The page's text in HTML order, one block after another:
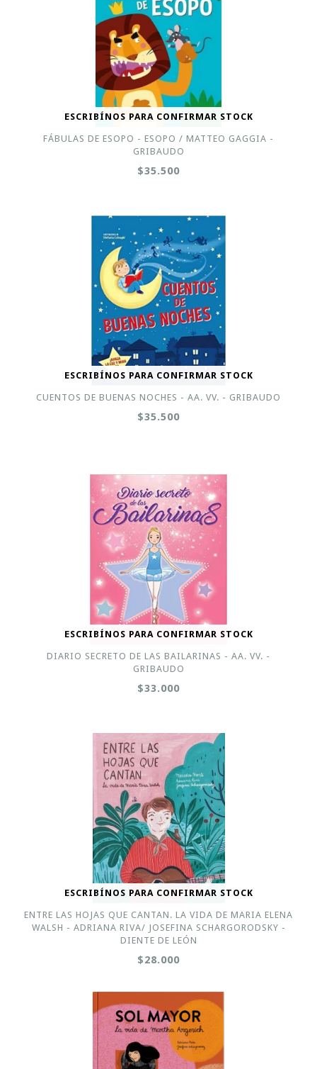
ESCRIBÍNOS PARA CONFIRMAR STOCK
FÁBULAS DE ESOPO - ESOPO / MATTEO GAGGIA -
GRIBAUDO
$35.500
ESCRIBÍNOS PARA CONFIRMAR STOCK
CUENTOS DE BUENAS NOCHES - AA. VV. - GRIBAUDO
$35.500
ESCRIBÍNOS PARA CONFIRMAR STOCK
DIARIO SECRETO DE LAS BAILARINAS - AA. VV. -
GRIBAUDO
$33.000
ESCRIBÍNOS PARA CONFIRMAR STOCK
ENTRE LAS HOJAS QUE CANTAN. LA VIDA DE MARIA ELENA
WALSH - ADRIANA RIVA/ JOSEFINA SCHARGORODSKY -
DIENTE DE LEÓN
$28.000